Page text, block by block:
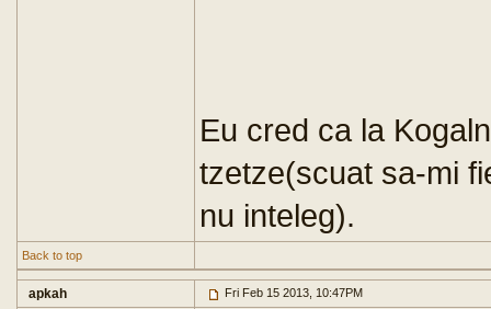
Eu cred ca la
tzetze(scuat sa-mi
nu inteleg).
Back to top
apkah Fri Feb 15 2013, 10:47PM